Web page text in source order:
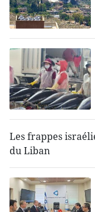
Les frappes
du Liban